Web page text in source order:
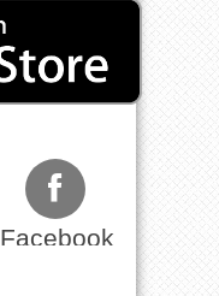
Facebook